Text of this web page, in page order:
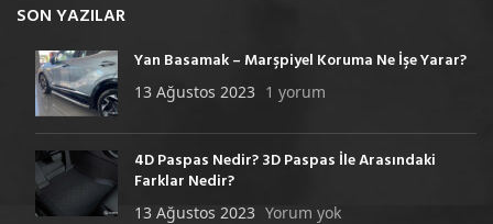
SON YAZILAR
Yan Basamak – Marşpiyel Koruma Ne İşe Yarar?
13 Ağustos 2023 1 yorum
4D Paspas Nedir? 3D Paspas İle Arasındaki
Farklar Nedir?
13 Ağustos 2023 Yorum yok